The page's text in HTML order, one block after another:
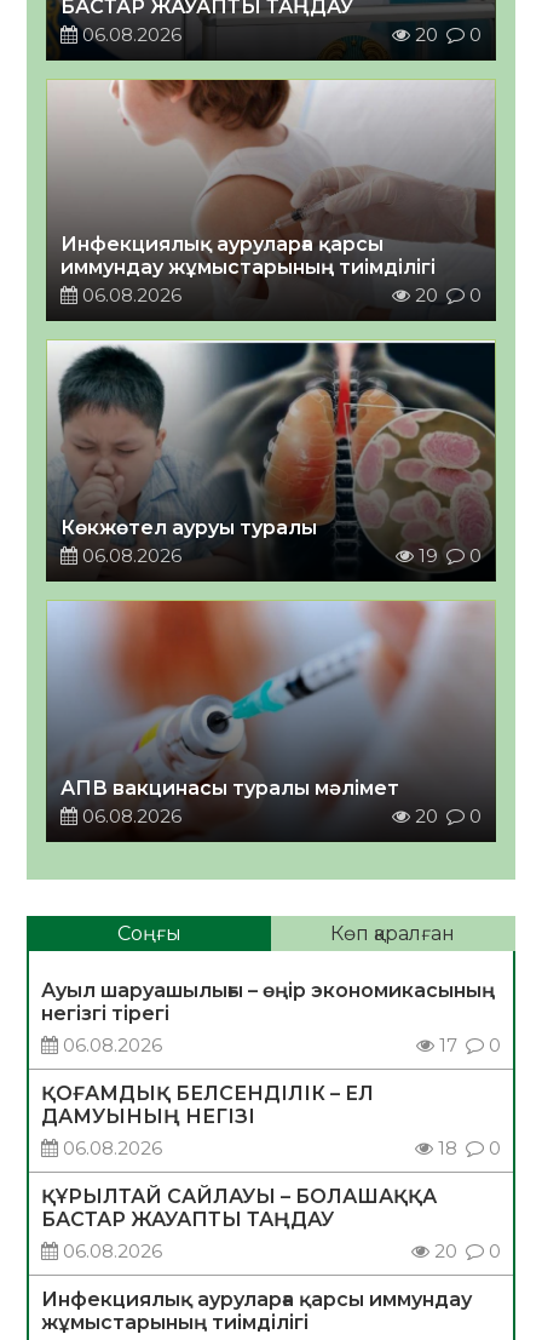
БАСТАР ЖАУАПТЫ ТАҢДАУ
06.08.2026
20 0
Инфекциялық ауруларға қарсы
иммундау жұмыстарының тиімділігі
06.08.2026
20 0
Көкжөтел ауруы туралы
06.08.2026
19 0
АПВ вакцинасы туралы мәлімет
06.08.2026
20 0
Соңғы Көп қаралған
Ауыл шаруашылығы – өңір экономикасының
негізгі тірегі
06.08.2026
17 0
ҚОҒАМДЫҚ БЕЛСЕНДІЛІК – ЕЛ
ДАМУЫНЫҢ НЕГІЗІ
06.08.2026
18 0
ҚҰРЫЛТАЙ САЙЛАУЫ – БОЛАШАҚҚА
БАСТАР ЖАУАПТЫ ТАҢДАУ
06.08.2026
20 0
Инфекциялық ауруларға қарсы иммундау
жұмыстарының тиімділігі